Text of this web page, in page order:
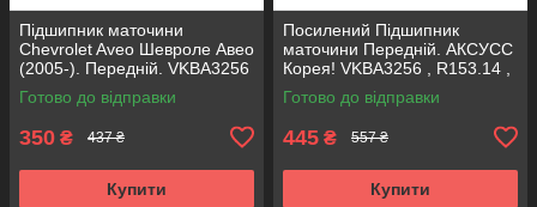
Підшипник маточини
Chevrolet Aveo Шевроле Авео
(2005-). Передній. VKBA3256
, R153.14 , 713644160
SHAFER Австрія
Готово до відправки
350 ₴ 437 ₴
Купити
Посилений Підшипник
маточини Передній. АКСУСС
Корея! VKBA3256 , R153.14 ,
713644160
Готово до відправки
445 ₴ 557 ₴
Купити